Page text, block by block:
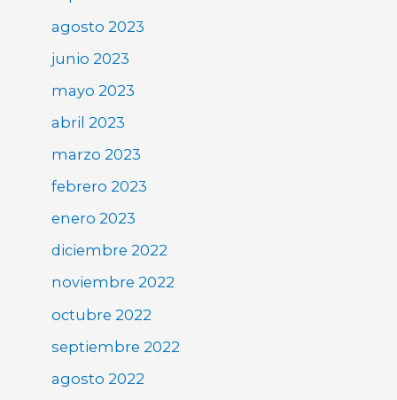
agosto 2023
junio 2023
mayo 2023
abril 2023
marzo 2023
febrero 2023
enero 2023
diciembre 2022
noviembre 2022
octubre 2022
septiembre 2022
agosto 2022